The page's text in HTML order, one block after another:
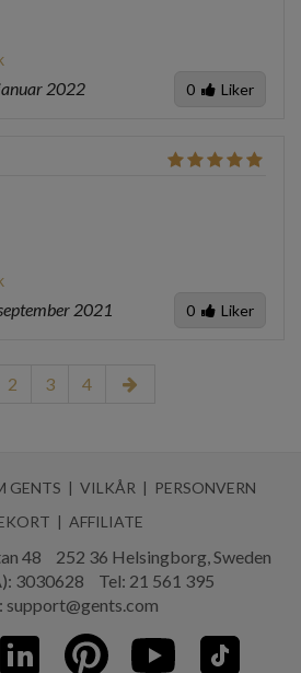
2022 0 Liker
2021 0 Liker
2 3 4
GENTS VILKÅR
PERSONVERN
AFFILIATE
48
252 36 Helsingborg, Sweden
3030628
Tel: 21 561 395
support@gents.com